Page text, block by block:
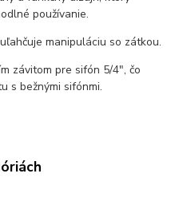
používanie.
manipuláciu so zátkou.
závitom pre sifón 5/4", čo
s bežnými sifónmi.